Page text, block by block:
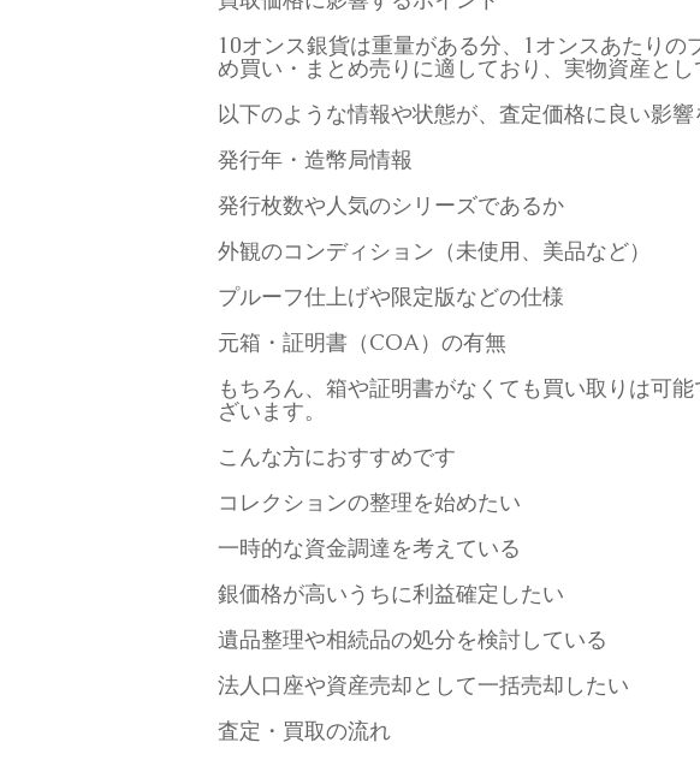
10オンス銀貨は重量がある分、1オンスあたり
め買い・まとめ売りに適しており、実物資産と
以下のような情報や状態が、査定価格に良い影響
発行年・造幣局情報
発行枚数や人気のシリーズであるか
外観のコンディション（未使用、美品など）
プルーフ仕上げや限定版などの仕様
元箱・証明書（COA）の有無
もちろん、箱や証明書がなくても買い取りは可
ざいます。
こんな方におすすめです
コレクションの整理を始めたい
一時的な資金調達を考えている
銀価格が高いうちに利益確定したい
遺品整理や相続品の処分を検討している
法人口座や資産売却として一括売却したい
査定・買取の流れ